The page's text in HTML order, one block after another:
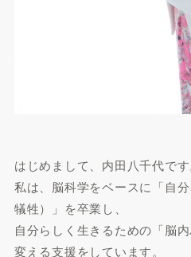
はじめまして、内田八千代です
私は、脳科学をベースに「自
犠牲）」を卒業し、
自分らしく生きるための「脳
変える支援をしています。